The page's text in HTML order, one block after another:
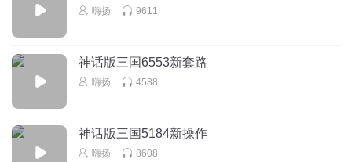
嗨扬 9611
神话版三国6553新套路
嗨扬 4588
神话版三国5184新操作
嗨扬 8608